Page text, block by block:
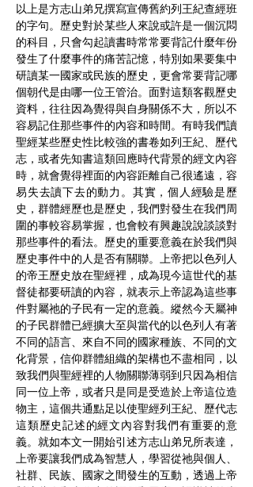
以上是方志山弟兄撰寫宣傳舊約列王紀查經班
的字句。歷史對於某些人來說或許是一個沉悶
的科目，只會勾起讀書時常常要背記什麼年份
發生了什麼事件的痛苦記憶，特別如果要集中
研讀某一國家或民族的歷史，更會常要背記哪
個朝代是由哪一位王管治。面對這類客觀歷史
資料，往往因為覺得與自身關係不大，所以不
容易記住那些事件的內容和時間。有時我們讀
聖經某些歷史性比較強的書卷如列王紀、歷代
志，或者先知書這類回應時代背景的經文內容
時，就會覺得裡面的內容距離自己很遙遠，容
易失去讀下去的動力。其實，個人經驗是歷
史，群體經歷也是歷史，我們對發生在我們周
圍的事較容易掌握，也會較有興趣說說談談對
那些事件的看法。歷史的重要意義在於我們與
歷史事件中的人是否有關聯。上帝把以色列人
的帝王歷史放在聖經裡，成為現今這世代的基
督徒都要研讀的內容，就表示上帝認為這些事
件對屬祂的子民有一定的意義。縱然今天屬神
的子民群體已經擴大至與當代的以色列人有著
不同的語言、來自不同的國家種族、不同的文
化背景，信仰群體組織的架構也不盡相同，以
致我們與聖經裡的人物關聯薄弱到只因為相信
同一位上帝，或者只是同是受造於上帝這位造
物主，這個共通點足以使聖經列王紀、歷代志
這類歷史記述的經文內容對我們有重要的意
義。就如本文一開始引述方志山弟兄所表達，
上帝要讓我們成為智慧人，學習從祂與個人、
社群、民族、國家之間發生的互動，透過上帝